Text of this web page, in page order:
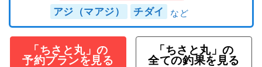
アジ（マアジ） チダイ
「ちさと丸」の
予約プランを見る
「ちさと丸」の
全ての釣果を見る